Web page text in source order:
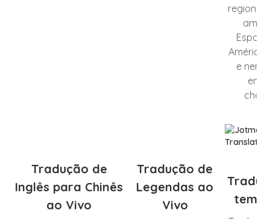
América
e
Tradução de
Inglês para Chinês
ao Vivo
Tradução de
Legendas ao
Vivo